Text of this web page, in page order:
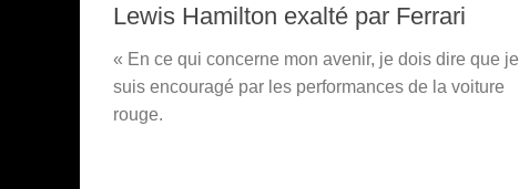
Lewis Hamilton exalté par Ferrari
« En ce qui concerne mon avenir, je dois dire que je
suis encouragé par les performances de la voiture
rouge.